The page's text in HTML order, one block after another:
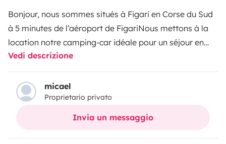
Bonjour, nous sommes situés à Figari en Corse du Sud
à 5 minutes de l’aéroport de FigariNous mettons à la
location notre camping-car idéale pour un séjour en
famille ou entre amis
beauté, avec ses magnifiques plages et ses beaux
paysages à couper le souffle.
camping-carEspace de vie, literie confortable, grand
frigo avec congélateur.
Moustiquaire et volets à chaque
à disposition.Chauffage partout, climatisation à
Vedi descrizione
micael
Proprietario privato
Invia un messaggio